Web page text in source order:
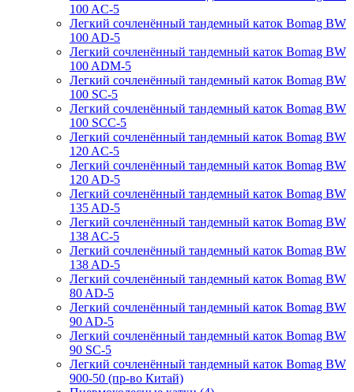
100 AC-5
Легкий сочленённый тандемный каток Bomag BW
100 AD-5
Легкий сочленённый тандемный каток Bomag BW
100 ADM-5
Легкий сочленённый тандемный каток Bomag BW
100 SC-5
Легкий сочленённый тандемный каток Bomag BW
100 SCC-5
Легкий сочленённый тандемный каток Bomag BW
120 AC-5
Легкий сочленённый тандемный каток Bomag BW
120 AD-5
Легкий сочленённый тандемный каток Bomag BW
135 AD-5
Легкий сочленённый тандемный каток Bomag BW
138 AC-5
Легкий сочленённый тандемный каток Bomag BW
138 AD-5
Легкий сочленённый тандемный каток Bomag BW
80 AD-5
Легкий сочленённый тандемный каток Bomag BW
90 AD-5
Легкий сочленённый тандемный каток Bomag BW
90 SC-5
Легкий сочленённый тандемный каток Bomag BW
900-50 (пр-во Китай)